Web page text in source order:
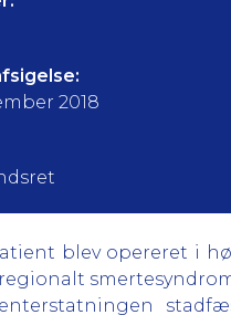
2018
blev opereret i